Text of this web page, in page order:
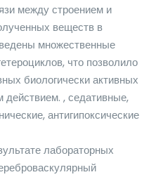
между строением и
веществ в
множественные
что позволило
биологически активных
, седативные,
антигипоксические
лабораторных